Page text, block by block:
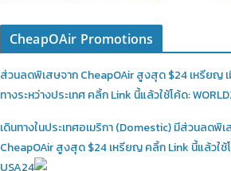
CheapOAir Promotions
ส่วนลดพิเสษจาก CheapOAir สูงสุด $24 เหรียญ
ทางระหว่างประเทศ คลิ้ก Link นี้แล้วใช้โค้ด:
เดินทางในประเทศอเมริกา (Domestic)มีส่วนลดพิเ
CheapOAir สูงสุด $24 เหรียญ คลิ้ก Link นี้แล้วใช้
USA24